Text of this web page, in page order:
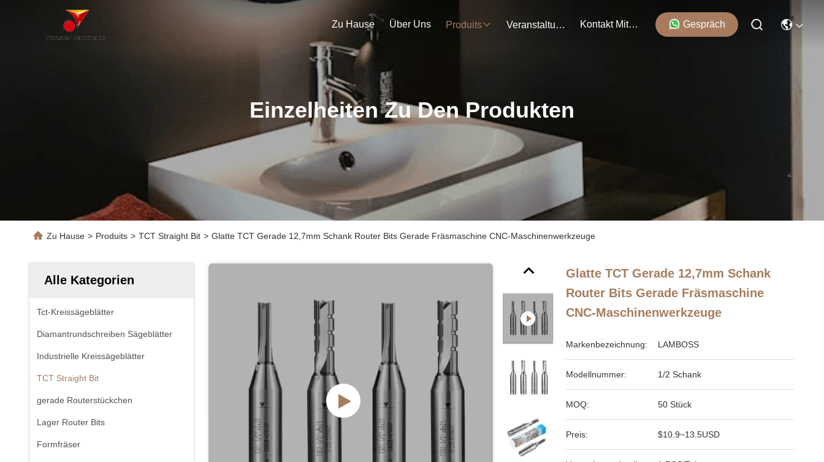
Zu Hause Über Uns Produits Veranstaltungen Kontakt Mit Uns Gespräch
Einzelheiten Zu Den Produkten
Zu Hause > Produits > TCT Straight Bit > Glatte TCT Gerade 12,7mm Schank Router Bits Gerade Fräsmaschine CNC-Maschinenwerkzeuge
Alle Kategorien
Tct-Kreissägeblätter
Diamantrundschreiben Sägeblätter
Industrielle Kreissägeblätter
TCT Straight Bit
gerade Routerstückchen
Lager Router Bits
Formfräser
Glatte TCT Gerade 12,7mm Schank
Router Bits Gerade Fräsmaschine
CNC-Maschinenwerkzeuge
Markenbezeichnung: LAMBOSS
Modellnummer: 1/2 Schank
MOQ: 50 Stück
Preis: $10.9~13.5USD